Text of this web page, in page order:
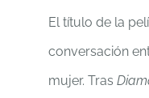
El título de la
conversación
mujer. Tras